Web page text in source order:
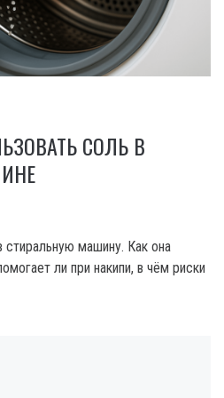
СОЛЬ В
машину. Как она
ли при накипи, в чём риски